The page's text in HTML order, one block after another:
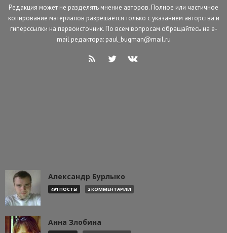
Редакция может не разделять мнение авторов. Полное или частичное
копирование материалов разрешается только с указанием авторства и
гиперссылки на первоисточник. По всем вопросам обращайтесь на e-
mail редактора: paul_bugman@mail.ru
Александр Бурлыко
491 ПОСТЫ 2 КОММЕНТАРИИ
Анна Злобина